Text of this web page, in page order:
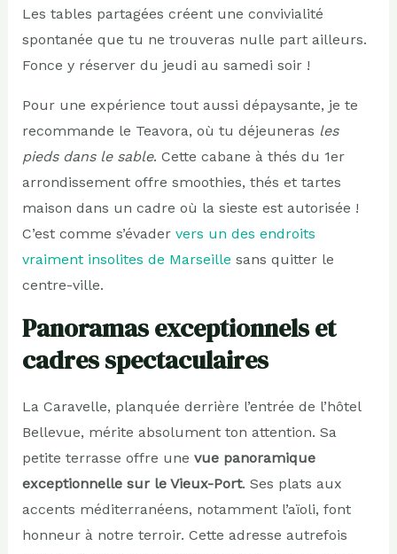
Les tables partagées créent une convivialité
spontanée que tu ne trouveras nulle part ailleurs.
Fonce y réserver du jeudi au samedi soir !
Pour une expérience tout aussi dépaysante, je te
recommande le Teavora, où tu déjeuneras les
pieds dans le sable. Cette cabane à thés du 1er
arrondissement offre smoothies, thés et tartes
maison dans un cadre où la sieste est autorisée !
C’est comme s’évader vers un des endroits
vraiment insolites de Marseille sans quitter le
centre-ville.
Panoramas exceptionnels et
cadres spectaculaires
La Caravelle, planquée derrière l’entrée de l’hôtel
Bellevue, mérite absolument ton attention. Sa
petite terrasse offre une vue panoramique
exceptionnelle sur le Vieux-Port. Ses plats aux
accents méditerranéens, notamment l’aïoli, font
honneur à notre terroir. Cette adresse autrefois